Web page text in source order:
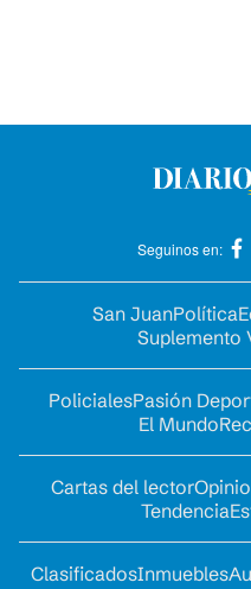
Seguinos en:
San JuanPolítica
Suplemento
PolicialesPasión
El Mundo
Cartas del lector
Tendencia
ClasificadosInmuebles